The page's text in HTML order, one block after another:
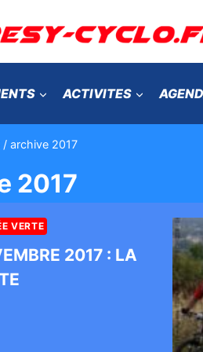
ACTIVITES
/ archive 2017
2017
VERTE
2017 : LA